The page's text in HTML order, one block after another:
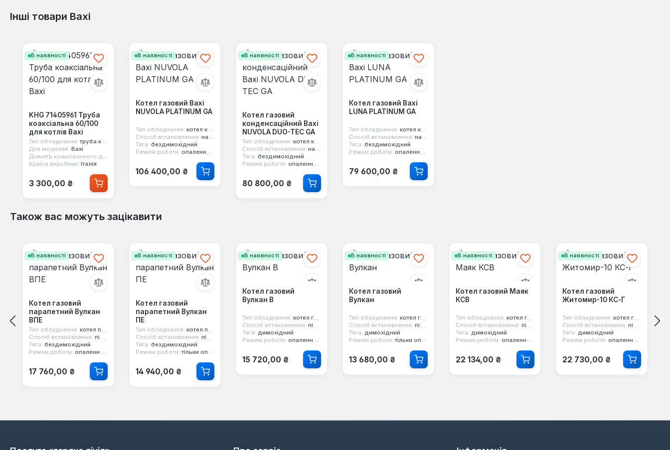
Інші товари Baxi
В наявності
KHG 71405961 Труба
коаксіальна 60/100
для котлів Baxi
Тип обладнання: труба конденсаційна
Для моделей: Baxi
Діаметр коаксіального димаря:
Країна виробник: Італія
Звичайна ціна:
3 300,00 ₴
В наявності
Котел газовий Baxi
NUVOLA PLATINUM GA
Тип обладнання: котел конденсаційний
Спосіб встановлення: настінний
Тяга: бездимохідний
Режим роботи: опалення та гаряча вода
Звичайна ціна:
106 400,00 ₴
В наявності
Котел газовий
конденсаційний Baxi
NUVOLA DUO-TEC GA
Тип обладнання: котел конденсаційний
Спосіб встановлення: настінний
Тяга: бездимохідний
Режим роботи: опалення та гаряча вода
Звичайна ціна:
80 800,00 ₴
В наявності
Котел газовий Baxi
LUNA PLATINUM GA
Тип обладнання: котел конденсаційний
Спосіб встановлення: настінний
Тяга: бездимохідний
Режим роботи: опалення та гаряча вода
Звичайна ціна:
79 600,00 ₴
Також вас можуть зацікавити
В наявності
Котел газовий
парапетний Вулкан
ВПЕ
Тип обладнання: котел парапетний
Спосіб встановлення: підлоговий
Тяга: бездимохідний
Режим роботи: опалення та гаряча вода
Звичайна ціна:
17 760,00 ₴
В наявності
Котел газовий
парапетний Вулкан
ПЕ
Тип обладнання: котел парапетний
Спосіб встановлення: підлоговий
Тяга: бездимохідний
Режим роботи: тільки опалення
Звичайна ціна:
14 940,00 ₴
В наявності
Котел газовий
Вулкан В
Тип обладнання: котел газовий
Спосіб встановлення: підлоговий
Тяга: димохідний
Режим роботи: опалення та гаряча вода
Звичайна ціна:
15 720,00 ₴
В наявності
Котел газовий
Вулкан
Тип обладнання: котел газовий
Спосіб встановлення: підлоговий
Тяга: димохідний
Режим роботи: тільки опалення
Звичайна ціна:
13 680,00 ₴
В наявності
Котел газовий Маяк
КСВ
Тип обладнання: котел газовий
Спосіб встановлення: підлоговий
Тяга: димохідний
Режим роботи: опалення та гаряча вода
Звичайна ціна:
22 134,00 ₴
В наявності
Котел газовий
Житомир-10 КС-Г
Тип обладнання: котел газовий
Спосіб встановлення: підлоговий
Тяга: димохідний
Режим роботи: опалення та гаряча вода
Звичайна ціна:
22 730,00 ₴